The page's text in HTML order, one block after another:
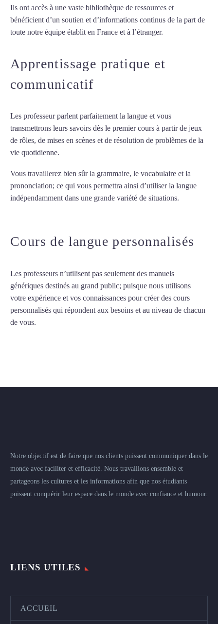
Ils ont accès à une vaste bibliothèque de ressources et
bénéficient d’un soutien et d’informations continus de la part de
toute notre équipe établit en France et à l’étranger.
Apprentissage pratique et
communicatif
Les professeur parlent parfaitement la langue et vous
transmettrons leurs savoirs dès le premier cours à partir de jeux
de rôles, de mises en scènes et de résolution de problèmes de la
vie quotidienne.
Vous travaillerez bien sûr la grammaire, le vocabulaire et la
prononciation; ce qui vous permettra ainsi d’utiliser la langue
indépendamment dans une grande variété de situations.
Cours de langue personnalisés
Les professeurs n’utilisent pas seulement des manuels
génériques destinés au grand public; puisque nous utilisons
votre expérience et vos connaissances pour créer des cours
personnalisés qui répondent aux besoins et au niveau de chacun
de vous.
Notre objectif est de faire que nos clients puissent communiquer dans le
monde avec faciliter et efficacité. Nous travaillons ensemble et
partageons les cultures et les informations afin que nos étudiants
puissent conquérir leur espace dans le monde avec confiance et humour.
LIENS UTILES
ACCUEIL